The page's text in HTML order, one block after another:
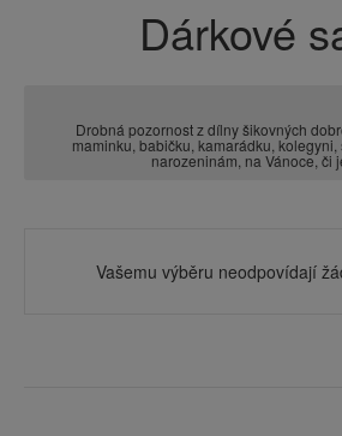
Dárkové
Drobná pozornost z dílny šikovných
maminku, babičku, kamarádku, kolegyni,
narozeninám, na Vánoce, či
Vašemu výběru neodpovídají